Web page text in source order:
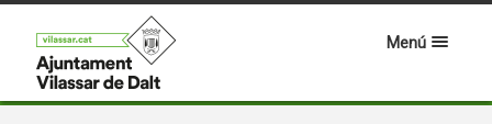
Menú